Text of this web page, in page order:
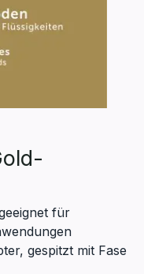
für
gespitzt mit Fase